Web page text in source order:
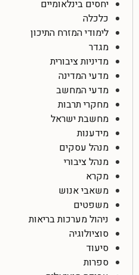
יחסים בינלאומיים
כלכלה
לימודי המזרח התיכון
מגדר
מדיניות ציבורית
מדעי המדינה
מדעי המחשב
מחקרי תרבות
מחשבת ישראל
מידענות
מנהל עסקים
מנהל ציבורי
מקרא
משאבי אנוש
משפטים
ניהול מערכות בריאות
סוציולוגיה
סיעוד
ספרות